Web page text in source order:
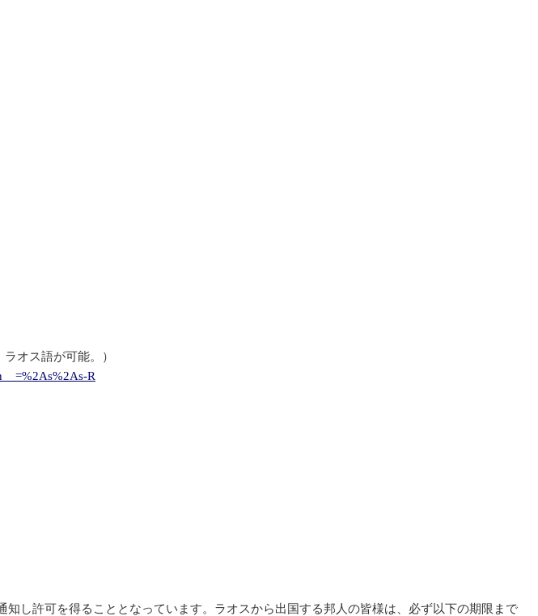
オス語が可能。）
R
し許可を得ることとなっています。ラオスから出国する邦人の皆様は、必ず以下の期限まで